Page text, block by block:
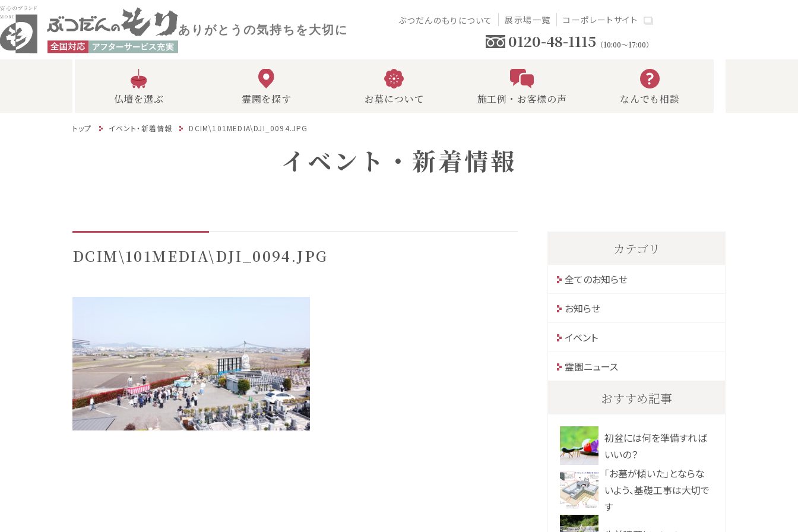
ありがとうの気持ちを大切に
ぶつだんのもりについて 展示場一覧 コーポレートサイト
0120-48-1115 （10:00～17:00）
仏壇を選ぶ 霊園を探す お墓について 施工例・お客様の声 なんでも相談
トップ イベント・新着情報 DCIM\101MEDIA\DJI_0094.JPG
イベント・新着情報
DCIM\101MEDIA\DJI_0094.JPG カテゴリ
全てのお知らせ
お知らせ
イベント
霊園ニュース
おすすめ記事
初盆には何を準備すれば
いいの？
「お墓が傾いた」とならな
いよう、基礎工事は大切で
す